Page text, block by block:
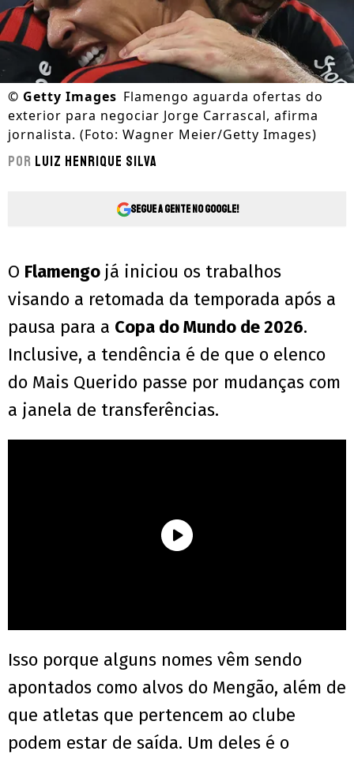
© Getty Images Flamengo aguarda ofertas do
exterior para negociar Jorge Carrascal, afirma
jornalista. (Foto: Wagner Meier/Getty Images)
Por Luiz Henrique Silva
Segue a gente no Google!
O Flamengo já iniciou os trabalhos
visando a retomada da temporada após a
pausa para a Copa do Mundo de 2026.
Inclusive, a tendência é de que o elenco
do Mais Querido passe por mudanças com
a janela de transferências.
Isso porque alguns nomes vêm sendo
apontados como alvos do Mengão, além de
que atletas que pertencem ao clube
podem estar de saída. Um deles é o